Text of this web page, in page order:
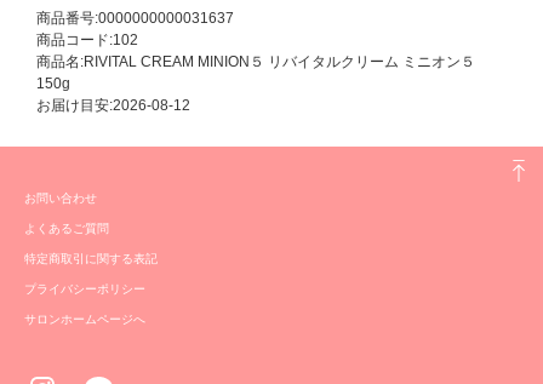
商品番号:0000000000031637
商品コード:102
商品名:RIVITAL CREAM MINION５ リバイタルクリーム ミニオン５
150g
お届け目安:2026-08-12
お問い合わせ
よくあるご質問
特定商取引に関する表記
プライバシーポリシー
サロンホームページへ